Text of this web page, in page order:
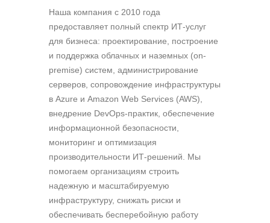
Наша компания c 2010 года
предоставляет полный спектр ИТ-услуг
для бизнеса: проектирование, построение
и поддержка облачных и наземных (on-
premise) систем, администрирование
серверов, сопровождение инфраструктуры
в Azure и Amazon Web Services (AWS),
внедрение DevOps-практик, обеспечение
информационной безопасности,
мониторинг и оптимизация
производительности ИТ-решений. Мы
помогаем организациям строить
надежную и масштабируемую
инфраструктуру, снижать риски и
обеспечивать бесперебойную работу